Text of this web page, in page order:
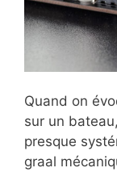
Quand on
sur un
presque
graal